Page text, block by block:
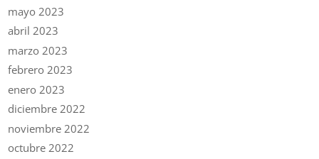
mayo 2023
abril 2023
marzo 2023
febrero 2023
enero 2023
diciembre 2022
noviembre 2022
octubre 2022